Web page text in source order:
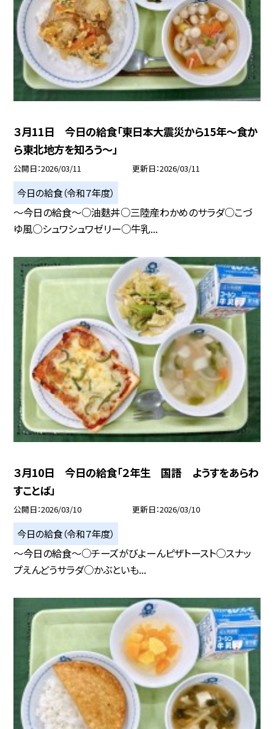
３月11日 今日の給食「東日本大震災から15年～食か
ら東北地方を知ろう～」
公開日 2026/03/11 更新日 2026/03/11
今日の給食（令和７年度）
～今日の給食～○油麩丼○三陸産わかめのサラダ○こづ
ゆ風○シュワシュワゼリー○牛乳...
３月10日 今日の給食「２年生 国語 ようすをあらわ
すことば」
公開日 2026/03/10 更新日 2026/03/10
今日の給食（令和７年度）
～今日の給食～○チーズがびよーんピザトースト○スナッ
プえんどうサラダ○かぶといも...